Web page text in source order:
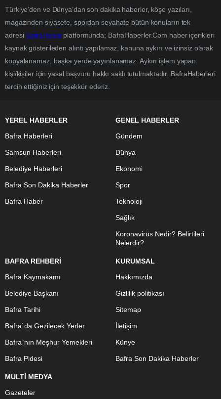
Türkiye'den ve Dünya’dan son dakika haberler, köşe yazıları,
magazinden siyasete, spordan seyahate bütün konuların tek
adresi BafraHaber platformunda; BafraHaberler.Com haber içerikleri
kaynak gösterileden alıntı yapılamaz, kanuna aykırı ve izinsiz olarak
kopyalanamaz, başka yerde yayınlanamaz. Aykırı işlem yapan
kişi/kişiler için yasal başvuru hakkı saklı tutulmaktadır. BafraHaberleri
tercih ettiğiniz için teşekkür ederiz.
YEREL HABERLER
Bafra Haberleri
Samsun Haberleri
Belediye Haberleri
Bafra Son Dakika Haberler
Bafra Haber
GENEL HABERLER
Gündem
Dünya
Ekonomi
Spor
Teknoloji
Sağlık
Koronavirüs Nedir? Belirtileri
Nelerdir?
BAFRA REHBERİ
Bafra Kaymakamı
Belediye Başkanı
Bafra Tarihi
Bafra`da Gezilecek Yerler
Bafra`nın Meşhur Yemekleri
Bafra Pidesi
KURUMSAL
Hakkımızda
Gizlilik politikası
Sitemap
İletişim
Künye
Bafra Son Dakika Haberler
MULTİ MEDYA
Gazeteler